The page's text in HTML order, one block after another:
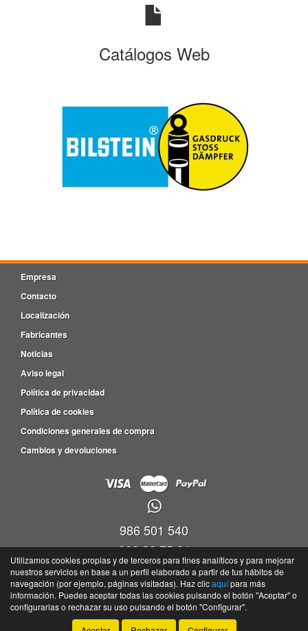
Catálogos Web
Empresa
Contacto
Localización
Fabricantes
Noticias
Aviso legal
Política de privacidad
Política de cookies
Condiciones generales de compra
Cambios y devoluciones
986 501 540
609 83 75 31
Viveiro empresas Barro, P.I. Barro Parc. 4-5, Nave 9, Oficina 17,36692 -
Portela(Barro) - Pontevedra
©Tayser- 2026 -Tienda online de recambios de Gira
Utilizamos cookies propias y de terceros para fines analíticos y para mejorar
nuestros servicios en base a un perfil elaborado a partir de tus hábitos de
navegación (por ejemplo, páginas visitadas). Haz clicaquípara más
información. Puedes aceptar todas las cookies pulsando el botón "Aceptar" o
configurarlas o rechazar su uso pulsando el botón "Configurar".